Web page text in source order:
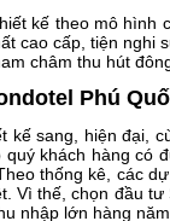
kế theo mô hình
cao cấp, tiện nghi
châm thu hút
Phú
sang, hiện đại,
khách hàng có
thống kê, các
Vì thế, chọn đầu
nhập lớn hàng năm.